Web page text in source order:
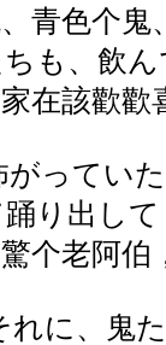
青色个鬼
も、飲ん
在該歡歡
ってい
り出し
个老阿伯
に、鬼